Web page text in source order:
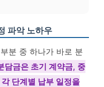
파악 노하우
분 중 하나가 바로 분
담금은 초기 계약금, 중
단계별 납부 일정을